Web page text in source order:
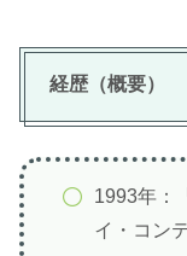
経歴（概要）
1993年：
イ・コン